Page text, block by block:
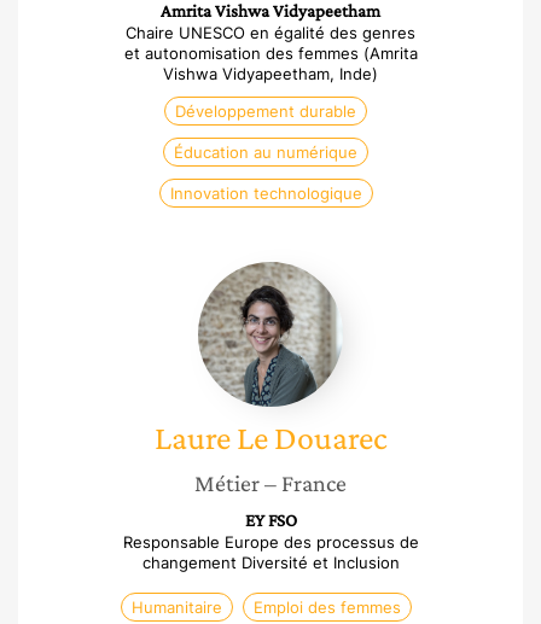
Amrita Vishwa Vidyapeetham
Chaire UNESCO en égalité des genres
et autonomisation des femmes (Amrita
Vishwa Vidyapeetham, Inde)
Développement durable
Éducation au numérique
Innovation technologique
Laure
Le
Douarec
Laure Le Douarec
Métier– France
EY FSO
Responsable Europe des processus de
changement Diversité et Inclusion
Humanitaire Emploi des femmes